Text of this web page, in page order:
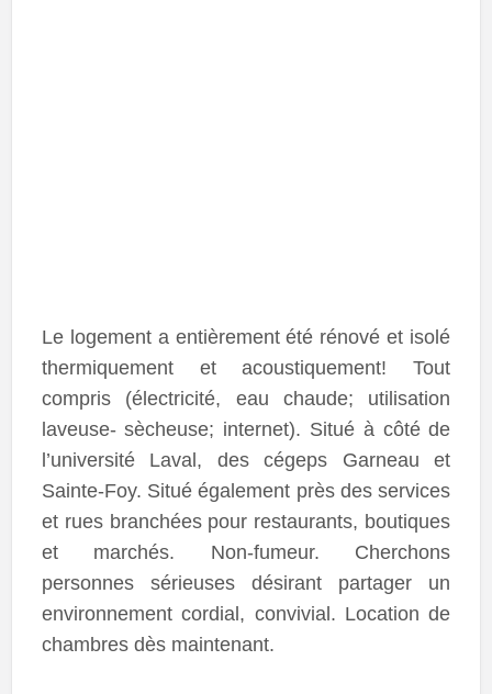
Le logement a entièrement été rénové et isolé
thermiquement et acoustiquement! Tout
compris (électricité, eau chaude; utilisation
laveuse- sècheuse; internet). Situé à côté de
l’université Laval, des cégeps Garneau et
Sainte-Foy. Situé également près des services
et rues branchées pour restaurants, boutiques
et marchés. Non-fumeur. Cherchons
personnes sérieuses désirant partager un
environnement cordial, convivial. Location de
chambres dès maintenant.